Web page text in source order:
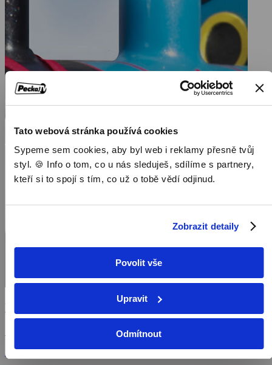
Tato webová stránka používá cookies
Sypeme sem cookies, aby byl web i reklamy přesně tvůj
styl. 🍪 Info o tom, co u nás sleduješ, sdílíme s partnery,
kteří si to spojí s tím, co už o tobě vědí odjinud.
Zobrazit detaily
Povolit vše
Upravit
Odmítnout
Lokomotiva Tomáš
Seriály / Rodinné seriály / Animovaný / Dětský